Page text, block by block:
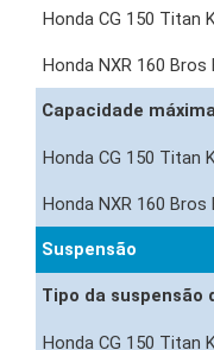
Capacidade
Suspensão
Tipo da suspensão